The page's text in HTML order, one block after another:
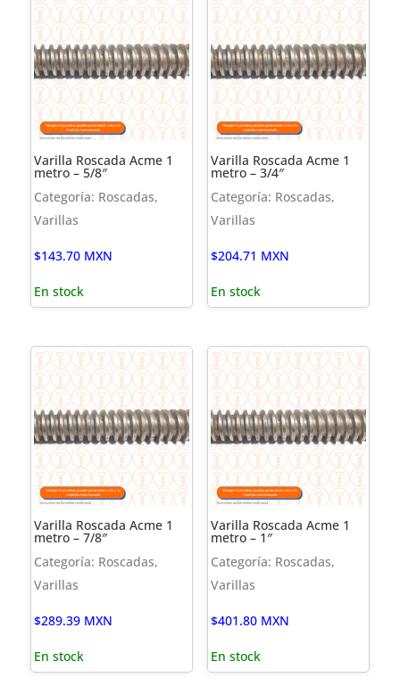
Varilla Roscada Acme 1
metro – 5/8″
Categoría: Roscadas,
Varillas
$143.70 MXN
En stock
Varilla Roscada Acme 1
metro – 3/4″
Categoría: Roscadas,
Varillas
$204.71 MXN
En stock
Varilla Roscada Acme 1
metro – 7/8″
Categoría: Roscadas,
Varillas
$289.39 MXN
En stock
Varilla Roscada Acme 1
metro – 1″
Categoría: Roscadas,
Varillas
$401.80 MXN
En stock